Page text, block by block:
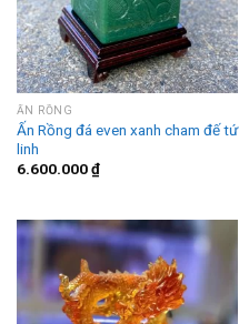
ẤN RỒNG
Ấn Rồng đá even xanh cham đế tứ
linh
6.600.000₫